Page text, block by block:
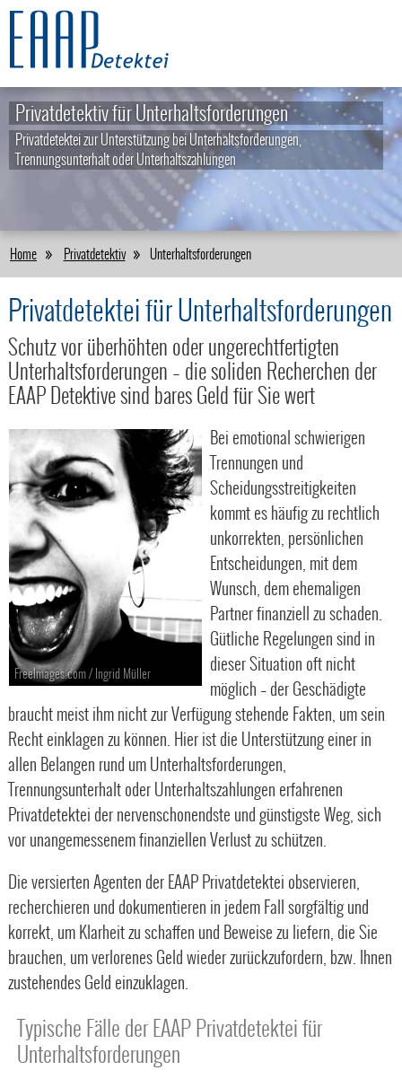
Privatdetektiv für Unterhaltsforderungen
Privatdetektei zur Unterstützung bei Unterhaltsforderungen,
Trennungsunterhalt oder Unterhaltszahlungen
Home Privatdetektiv Unterhaltsforderungen
Privatdetektei für Unterhaltsforderungen
Schutz vor überhöhten oder ungerechtfertigten
Unterhaltsforderungen – die soliden Recherchen der
EAAP Detektive sind bares Geld für Sie wert
FreeImages.com / Ingrid Müller
Bei emotional schwierigen
Trennungen und
Scheidungsstreitigkeiten
kommt es häufig zu rechtlich
unkorrekten, persönlichen
Entscheidungen, mit dem
Wunsch, dem ehemaligen
Partner finanziell zu schaden.
Gütliche Regelungen sind in
dieser Situation oft nicht
möglich – der Geschädigte
braucht meist ihm nicht zur Verfügung stehende Fakten, um sein
Recht einklagen zu können. Hier ist die Unterstützung einer in
allen Belangen rund um Unterhaltsforderungen,
Trennungsunterhalt oder Unterhaltszahlungen erfahrenen
Privatdetektei der nervenschonend­ste und günstigste Weg, sich
vor unangemessenem finanziellen Verlust zu schützen.
Die versierten Agenten der EAAP Privatdetektei observieren,
recherchieren und dokumentieren in jedem Fall sorgfältig und
korrekt, um Klarheit zu schaffen und Beweise zu liefern, die Sie
brauchen, um verlorenes Geld wieder zurückzufordern, bzw. Ihnen
zustehendes Geld einzuklagen.
Typische Fälle der EAAP Privatdetektei für
Unterhaltsforderungen